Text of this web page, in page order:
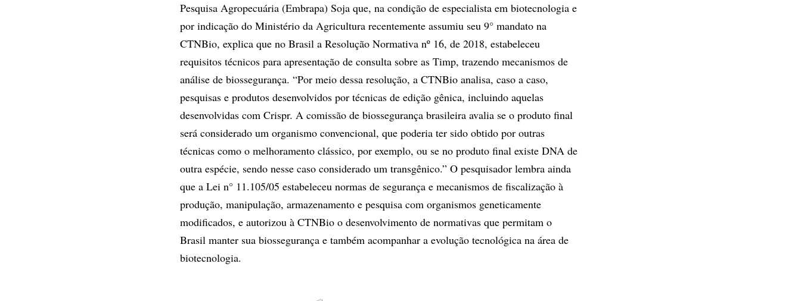
Pesquisa Agropecuária (Embrapa) Soja que, na condição de especialista em biotecnologia e
por indicação do Ministério da Agricultura recentemente assumiu seu 9° mandato na
CTNBio, explica que no Brasil a Resolução Normativa nº 16, de 2018, estabeleceu
requisitos técnicos para apresentação de consulta sobre as Timp, trazendo mecanismos de
análise de biossegurança. “Por meio dessa resolução, a CTNBio analisa, caso a caso,
pesquisas e produtos desenvolvidos por técnicas de edição gênica, incluindo aquelas
desenvolvidas com Crispr. A comissão de biossegurança brasileira avalia se o produto final
será considerado um organismo convencional, que poderia ter sido obtido por outras
técnicas como o melhoramento clássico, por exemplo, ou se no produto final existe DNA de
outra espécie, sendo nesse caso considerado um transgênico.” O pesquisador lembra ainda
que a Lei n° 11.105/05 estabeleceu normas de segurança e mecanismos de fiscalização à
produção, manipulação, armazenamento e pesquisa com organismos geneticamente
modificados, e autorizou à CTNBio o desenvolvimento de normativas que permitam o
Brasil manter sua biossegurança e também acompanhar a evolução tecnológica na área de
biotecnologia.